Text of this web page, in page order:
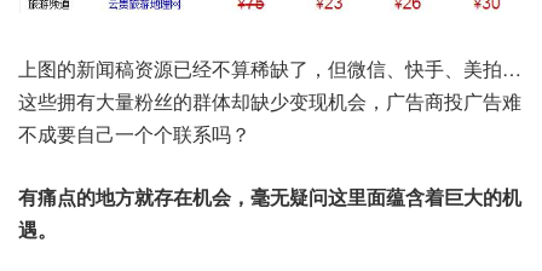
上图的新闻稿资源已经不算稀缺了，但微信、快手、美拍…
这些拥有大量粉丝的群体却缺少变现机会，广告商投广告难
不成要自己一个个联系吗？
有痛点的地方就存在机会，毫无疑问这里面蕴含着巨大的机
遇。